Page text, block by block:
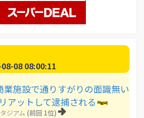
08 08:00:11
業施設で通りすがりの面識無い
アットして逮捕される
ジアム (前回 1位)